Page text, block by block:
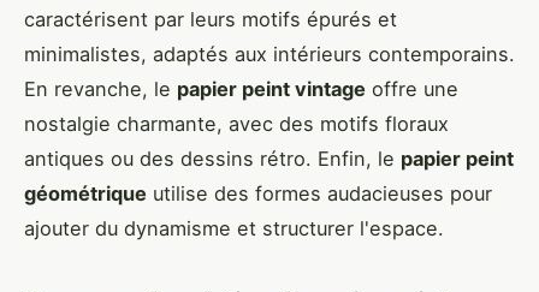
caractérisent par leurs motifs épurés et
minimalistes, adaptés aux intérieurs contemporains.
En revanche, le papier peint vintage offre une
nostalgie charmante, avec des motifs floraux
antiques ou des dessins rétro. Enfin, le papier peint
géométrique utilise des formes audacieuses pour
ajouter du dynamisme et structurer l'espace.